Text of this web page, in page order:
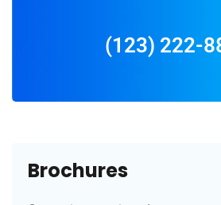
(123) 222-
Brochures